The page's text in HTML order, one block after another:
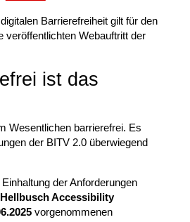
Barrierefreiheit gilt für den
veröffentlichten Webauftritt der
ist das
Wesentlichen barrierefrei. Es
der BITV 2.0 überwiegend
der Anforderungen
Hellbusch Accessibility
vorgenommenen